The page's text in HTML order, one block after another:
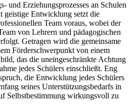
und Erziehungsprozesses an Schulen
geistige Entwicklung setzt die
Team voraus, wobei der
von Lehrern und pädagogischen
Getragen wird die gemeinsame
Förderschwerpunkt von einem
das die uneingeschränkte Achtung
jedes Schülers einschließt. Eng
die Entwicklung jedes Schülers
seines Unterstützungsbedarfs in
Selbstbestimmung wirkungsvoll zu